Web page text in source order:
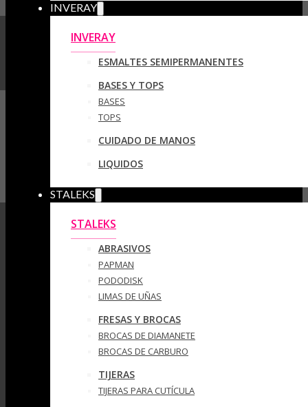
INVERAY
INVERAY
ESMALTES SEMIPERMANENTES
BASES Y TOPS
BASES
TOPS
CUIDADO DE MANOS
LIQUIDOS
STALEKS
STALEKS
ABRASIVOS
PAPMAN
PODODISK
LIMAS DE UÑAS
FRESAS Y BROCAS
BROCAS DE DIAMANETE
BROCAS DE CARBURO
TIJERAS
TIJERAS PARA CUTÍCULA